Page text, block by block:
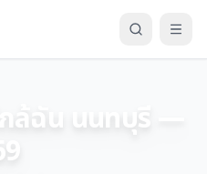
ล้ฉัน นนทบุรี —